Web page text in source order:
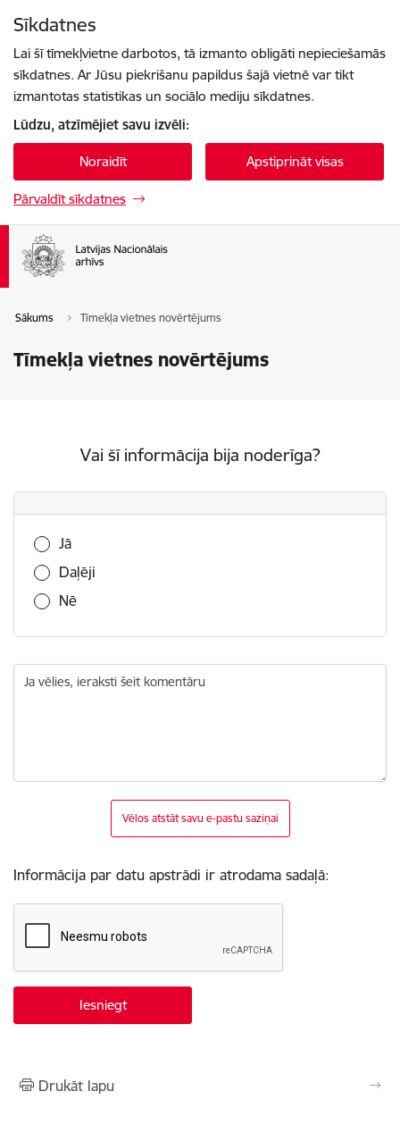
Sīkdatnes
Lai šī tīmekļvietne darbotos, tā izmanto obligāti nepieciešamās
sīkdatnes. Ar Jūsu piekrišanu papildus šajā vietnē var tikt
izmantotas statistikas un sociālo mediju sīkdatnes.
Lūdzu, atzīmējiet savu izvēli:
Noraidīt Apstiprināt visas
Pārvaldīt sīkdatnes
Sākums Tīmekļa vietnes novērtējums
Tīmekļa vietnes novērtējums
Vai šī informācija bija noderīga?
Vai šī informācija bija noderīga?
Jā
Daļēji
Nē
Ja vēlies, ieraksti šeit komentāru
Vēlos atstāt savu e-pastu saziņai
Informācija par datu apstrādi ir atrodama sadaļā:
Drukāt lapu